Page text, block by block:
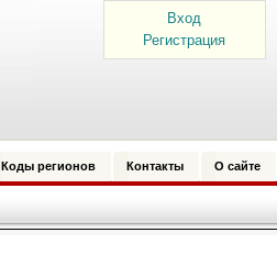
Вход
Регистрация
Коды регионов Контакты О сайте